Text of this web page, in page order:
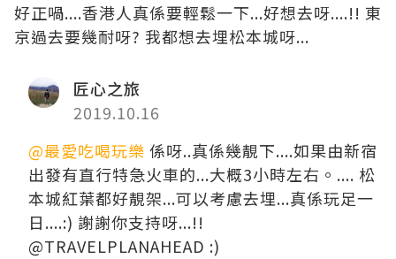
好正喎....香港人真係要輕鬆一下...好想去呀....!! 東
京過去要幾耐呀? 我都想去埋松本城呀...
匠心之旅
2019.10.16
@最愛吃喝玩樂 係呀..真係幾靚下....如果由新宿
出發有直行特急火車的...大概3小時左右。.... 松
本城紅葉都好靚架...可以考慮去埋...真係玩足一
日....:) 謝謝你支持呀...!!
@TRAVELPLANAHEAD :)